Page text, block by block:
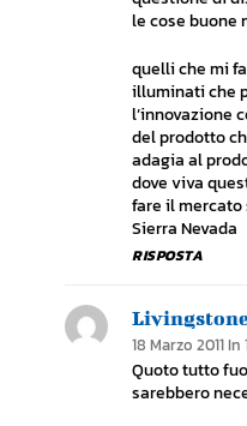
le cose buone
quelli che mi
illuminati che
l’innovazione
del prodotto
adagia al
dove viva
fare il
Sierra Nevada
RISPOSTA
18 Marzo 2011 In
Quoto tutto
sarebbero